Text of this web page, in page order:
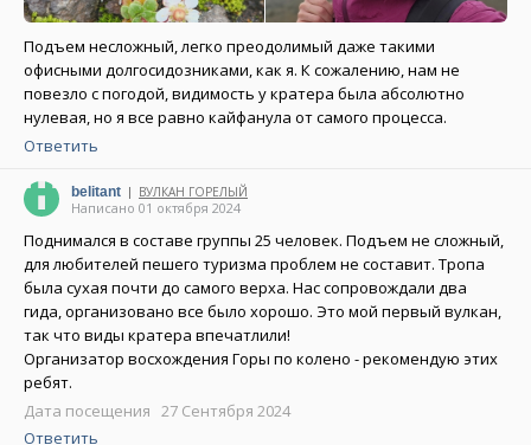
Подъем несложный, легко преодолимый даже такими
офисными долгосидозниками, как я. К сожалению, нам не
повезло с погодой, видимость у кратера была абсолютно
нулевая, но я все равно кайфанула от самого процесса.
Ответить
belitant | ВУЛКАН ГОРЕЛЫЙ
Написано 01 октября 2024
Поднимался в составе группы 25 человек. Подъем не сложный,
для любителей пешего туризма проблем не составит. Тропа
была сухая почти до самого верха. Нас сопровождали два
гида, организовано все было хорошо. Это мой первый вулкан,
так что виды кратера впечатлили!
Организатор восхождения Горы по колено - рекомендую этих
ребят.
Дата посещения 27 Сентября 2024
Ответить